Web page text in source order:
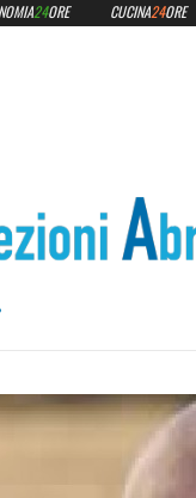
24ORE CUCINA24ORE